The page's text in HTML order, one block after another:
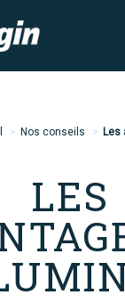
Nos conseils Les
LES